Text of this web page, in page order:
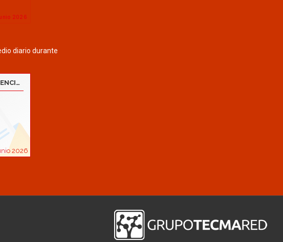
diario durante